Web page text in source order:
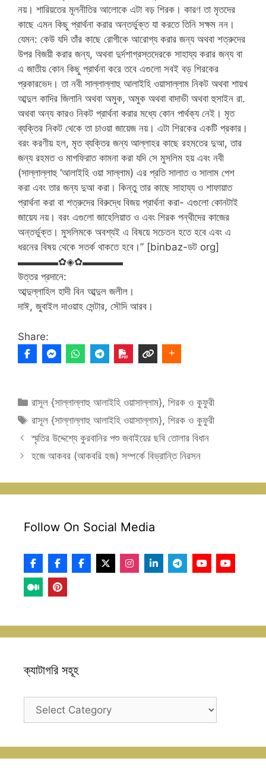
নয়। শারিয়তের মূলনীতির আলোকে এটা বড় শিরক। কারণ তা মৃতদের
কাছে এমন কিছু প্রার্থনা করার অন্তর্ভুক্ত যা করতে তিনি সক্ষম নন।
যেমন: কেউ যদি তাঁর কাছে রোগীকে আরোগ্য করার জন্য অথবা শত্রুদের
উপর বিজয়ী করার জন্য, অথবা দুর্দশাগ্রস্তদেরকে সাহায্য করার জন্য বা
এ জাতীয় কোন কিছু প্রার্থনা করে তবে এগুলো সবই বড় শিরকের
প্রকারভেদ। তা নবী সাল্লাল্লাহু আলাইহি ওয়াসাল্লাম নিকট অথবা শায়খ
আব্দুল কাদির জিলানি অথবা অমুক, অমুক অথবা বাদাভী অথবা হুসাইন রা.
অথবা অন্য কারও নিকট প্রার্থনা করার মধ্যে কোন পার্থক্য নেই। মৃত
ব্যক্তির নিকট থেকে তা চাওয়া জায়েজ নয়। এটা শিরকের একটি প্রকার।
বরং করণীয় হল, মৃত ব্যক্তির জন্য আল্লাহর কাছে রহমতের দুআ, তার
জন্য রহমত ও মাগফিরাত কামনা করা যদি সে মুসলিম হয় এবং নবী
(সাল্লাল্লাহু ‘আলাইহি ওয়া সাল্লাম) এর প্রতি সালাত ও সালাম পেশ
করা এবং তার জন্য দুআ করা। কিন্তু তার কাছে সাহায্য ও শাফায়াত
প্রার্থনা করা বা শত্রুদের বিরুদ্ধে বিজয় প্রার্থনা করা- এগুলো কোনটাই
জায়েয নয়। বরং এগুলো জাহেলিয়াত ও এবং শিরক পন্থীদের কাজের
অন্তর্ভুক্ত। মুসলিমকে অবশ্যই এ বিষয়ে সচেতন হতে হবে এবং এ
ধরনের বিষয় থেকে সতর্ক থাকতে হবে।” [binbaz-ডট org]
▬▬▬▬✿◈✿▬▬▬▬
উত্তর প্রদানে:
আব্দুল্লাহিল হাদী বিন আব্দুল জলীল।
দাঈ, জুবাইল দাওয়াহ সেন্টার, সৌদি আরব।
Share:
Categories
রাসূল {সাল্লাল্লাহু আলাইহি ওয়াসাল্লাম},শিরক ও কুফুরী
Tags
রাসূল {সাল্লাল্লাহু আলাইহি ওয়াসাল্লাম},শিরক ও কুফুরী
স্মৃতির উদ্দেশ্যে কুরবানির পশু জবাইয়ের ছবি তোলার বিধান
হজে আকবর (আকবরি হজ) সম্পর্কে বিভ্রান্তি নিরসন
Follow On Social Media
ক্যাটাগরি সহূহ
ক্যাটাগরি